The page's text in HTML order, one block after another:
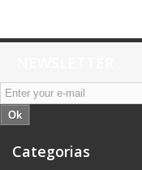
Ok
Categorias